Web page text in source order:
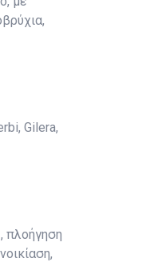
Gilera,
πλοήγηση